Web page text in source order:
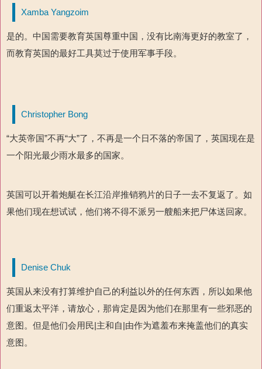
Xamba Yangzoim
是的。中国需要教育英国尊重中国，没有比南海更好的教室了，
而教育英国的最好工具莫过于使用军事手段。
Christopher Bong
“大英帝国”不再“大”了，不再是一个日不落的帝国了，英国现在是
一个阳光最少雨水最多的国家。
英国可以开着炮艇在长江沿岸推销鸦片的日子一去不复返了。如
果他们现在想试试，他们将不得不派另一艘船来把尸体送回家。
Denise Chuk
英国从来没有打算维护自己的利益以外的任何东西，所以如果他
们重返太平洋，请放心，那肯定是因为他们在那里有一些邪恶的
意图。但是他们会用民|主和自|由作为遮羞布来掩盖他们的真实
意图。